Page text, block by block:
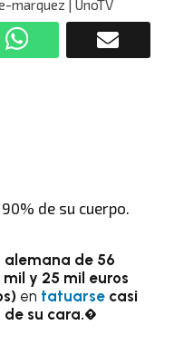
marquez | UnoTV
de su cuerpo.
alemana de 56
mil y 25 mil euros
en tatuarse casi
de su cara.�